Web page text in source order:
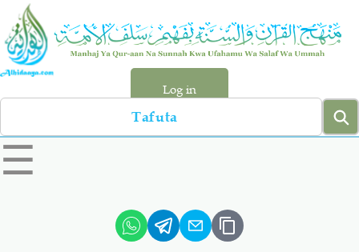
Skip
main
content
Log in
Search
left
sidebar
☰
Hadiyth